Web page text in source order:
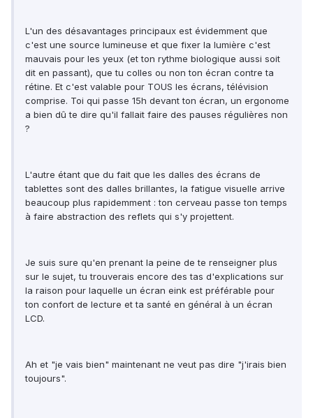
L'un des désavantages principaux est évidemment que
c'est une source lumineuse et que fixer la lumière c'est
mauvais pour les yeux (et ton rythme biologique aussi soit
dit en passant), que tu colles ou non ton écran contre ta
rétine. Et c'est valable pour TOUS les écrans, télévision
comprise. Toi qui passe 15h devant ton écran, un ergonome
a bien dû te dire qu'il fallait faire des pauses régulières non
?
L'autre étant que du fait que les dalles des écrans de
tablettes sont des dalles brillantes, la fatigue visuelle arrive
beaucoup plus rapidemment : ton cerveau passe ton temps
à faire abstraction des reflets qui s'y projettent.
Je suis sure qu'en prenant la peine de te renseigner plus
sur le sujet, tu trouverais encore des tas d'explications sur
la raison pour laquelle un écran eink est préférable pour
ton confort de lecture et ta santé en général à un écran
LCD.
Ah et "je vais bien" maintenant ne veut pas dire "j'irais bien
toujours".